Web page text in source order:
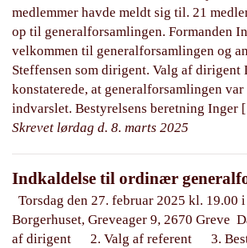
medlemmer havde meldt sig til. 21
op til generalforsamlingen. Formanden
velkommen til generalforsamlingen og
Steffensen som dirigent. Valg af
konstaterede, at generalforsamlingen
indvarslet. Bestyrelsens beretning Inger
Skrevet lørdag d. 8. marts 2025
Indkaldelse til ordinær
Torsdag den 27. februar 2025 kl. 19.00
Borgerhuset, Greveager 9, 2670 Greve
af dirigent 2. Valg af referent 3.